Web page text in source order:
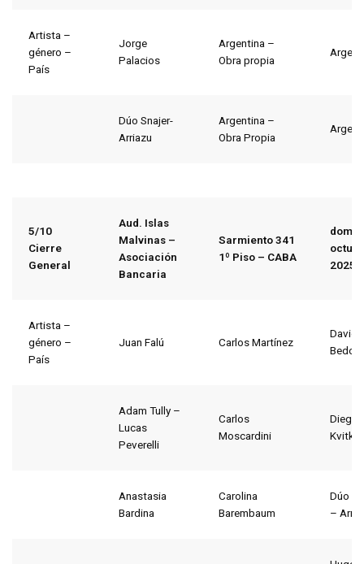
Artista –
género –
País
Jorge
Palacios
Argentina –
Obra propia
Dúo Snajer-
Arriazu
Argentina –
Obra Propia
5/10
Cierre
General
Aud. Islas
Malvinas –
Asociación
Bancaria
Sarmiento 341
1º Piso – CABA
2025
Artista –
género –
País
Juan Falú Carlos Martínez
David
Adam Tully –
Lucas
Peverelli
Carlos
Moscardini
Diego
Kvitko
Anastasia
Bardina
Carolina
Barembaum
Dúo
–